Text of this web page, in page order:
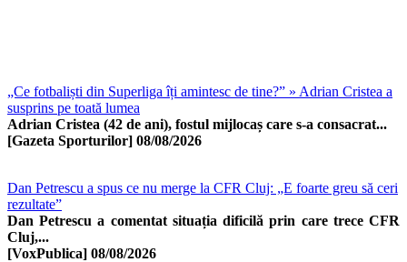
„Ce fotbaliști din Superliga îți amintesc de tine?” » Adrian Cristea a
susprins pe toată lumea
Adrian Cristea (42 de ani), fostul mijlocaș care s-a consacrat...
[Gazeta Sporturilor] 08/08/2026
Dan Petrescu a spus ce nu merge la CFR Cluj: „E foarte greu să ceri
rezultate”
Dan Petrescu a comentat situația dificilă prin care trece CFR
Cluj,...
[VoxPublica] 08/08/2026